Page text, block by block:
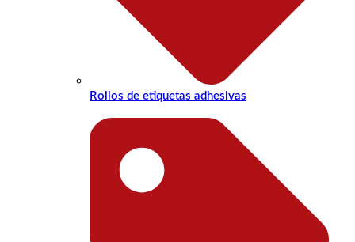
Rollos de etiquetas adhesivas